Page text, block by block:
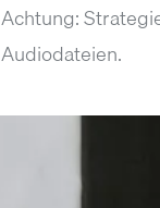
Achtung:
Audiodateien.